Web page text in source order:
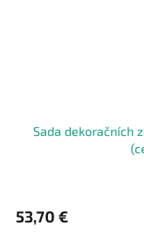
Sada dekoračních
53,70 €